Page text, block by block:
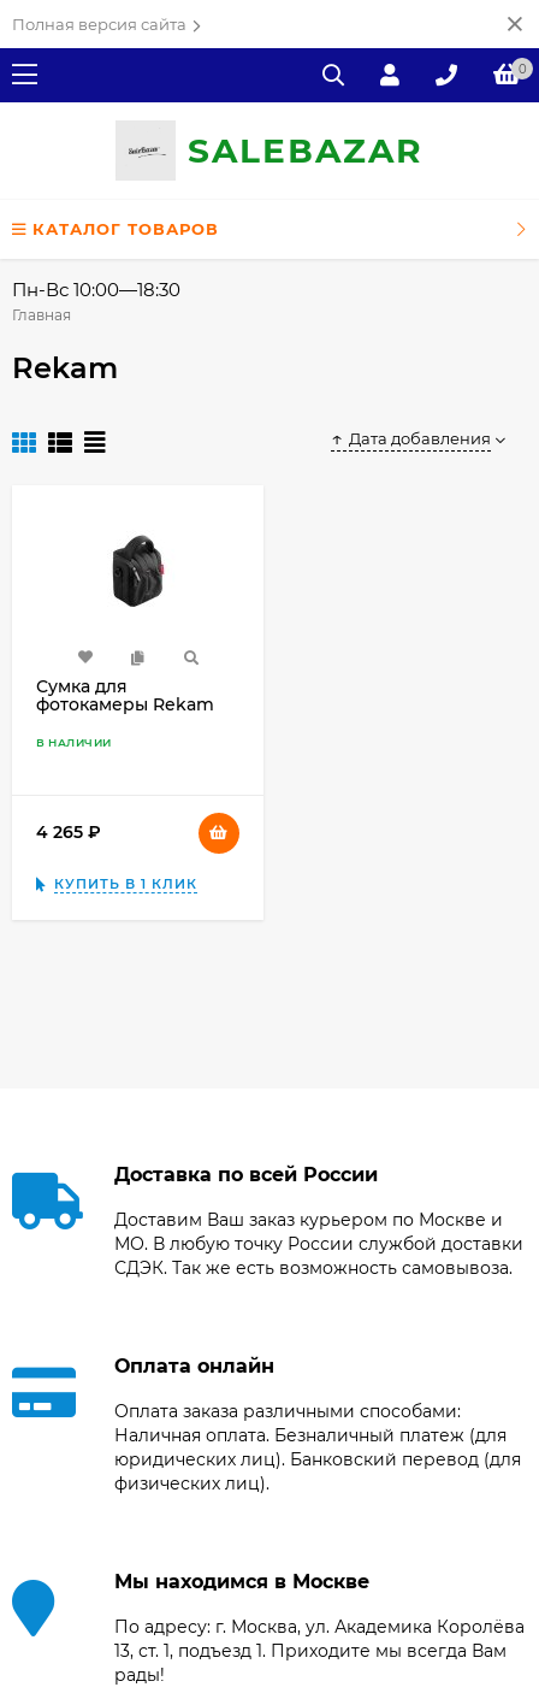
Полная версия сайта
0
SALEВAZAR
КАТАЛОГ ТОВАРОВ
Пн-Вс 10:00—18:30
Главная
Rekam
Дата добавления
Сумка для
фотокамеры Rekam
В НАЛИЧИИ
4 265
КУПИТЬ В 1 КЛИК
Доставка по всей России
Доставим Ваш заказ курьером по Москве и
МО. В любую точку России службой доставки
СДЭК. Так же есть возможность самовывоза.
Оплата онлайн
Оплата заказа различными способами:
Наличная оплата. Безналичный платеж (для
юридических лиц). Банковский перевод (для
физических лиц).
Мы находимся в Москве
По адресу: г. Москва, ул. Академика Королёва
13, ст. 1, подъезд 1. Приходите мы всегда Вам
рады!